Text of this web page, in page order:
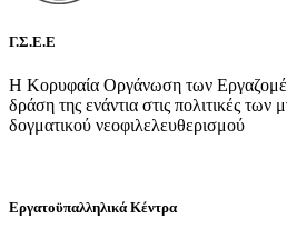
Γ.Σ.Ε.Ε
Η Κορυφαία Οργάνωση των
δράση της ενάντια στις πολιτικές των
δογματικού νεοφιλελευθερισμού
Εργατοϋπαλληλικά Κέντρα